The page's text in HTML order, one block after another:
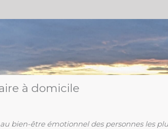
à domicile
bien-être émotionnel des personnes les